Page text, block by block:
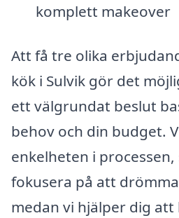
komplett makeover
Att få tre olika
kök i Sulvik gör det
ett välgrundat beslut
behov och din budget.
enkelheten i processen,
fokusera på att
medan vi hjälper dig